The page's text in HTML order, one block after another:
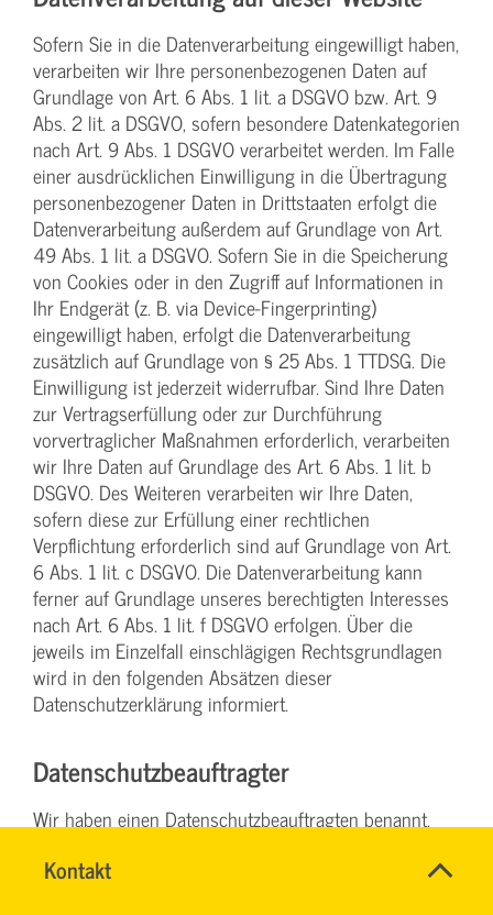
Kontakt
TEAM
Name*
Sofern Sie in die Datenverarbeitung eingewilligt haben,
verarbeiten wir Ihre personenbezogenen Daten auf
Grundlage von Art. 6 Abs. 1 lit. a DSGVO bzw. Art. 9
Abs. 2 lit. a DSGVO, sofern besondere Datenkategorien
nach Art. 9 Abs. 1 DSGVO verarbeitet werden. Im Falle
einer ausdrücklichen Einwilligung in die Übertragung
personenbezogener Daten in Drittstaaten erfolgt die
Datenverarbeitung außerdem auf Grundlage von Art.
49 Abs. 1 lit. a DSGVO. Sofern Sie in die Speicherung
von Cookies oder in den Zugriff auf Informationen in
Ihr Endgerät (z. B. via Device-Fingerprinting)
eingewilligt haben, erfolgt die Datenverarbeitung
zusätzlich auf Grundlage von § 25 Abs. 1 TTDSG. Die
Einwilligung ist jederzeit widerrufbar. Sind Ihre Daten
zur Vertragserfüllung oder zur Durchführung
vorvertraglicher Maßnahmen erforderlich, verarbeiten
wir Ihre Daten auf Grundlage des Art. 6 Abs. 1 lit. b
DSGVO. Des Weiteren verarbeiten wir Ihre Daten,
sofern diese zur Erfüllung einer rechtlichen
Verpflichtung erforderlich sind auf Grundlage von Art.
6 Abs. 1 lit. c DSGVO. Die Datenverarbeitung kann
ferner auf Grundlage unseres berechtigten Interesses
nach Art. 6 Abs. 1 lit. f DSGVO erfolgen. Über die
jeweils im Einzelfall einschlägigen Rechtsgrundlagen
wird in den folgenden Absätzen dieser
Datenschutzerklärung informiert.
Datenschutz­beauftragter
Wir haben einen Datenschutzbeauftragten benannt.
Marius Zeitz
Moselring 11